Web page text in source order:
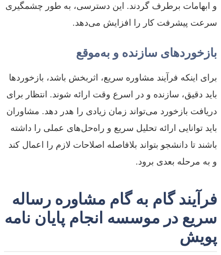
و ابهامات برطرف گردند. این دسترسی، به طور چشمگیری
سرعت پیشرفت کار را افزایش می‌دهد.
بازخوردهای سازنده و به‌موقع
برای اینکه فرآیند مشاوره سریع، اثربخش باشد، بازخوردها
باید دقیق، سازنده و در اسرع وقت ارائه شوند. انتظار برای
دریافت بازخورد می‌تواند زمان زیادی را هدر دهد. مشاوران
باید توانایی ارائه تحلیل سریع و راه‌حل‌های عملی را داشته
باشند تا دانشجو بتواند بلافاصله اصلاحات لازم را اعمال کند
و به مرحله بعدی برود.
فرآیند گام به گام مشاوره رساله
سریع در موسسه انجام پایان نامه
پویش